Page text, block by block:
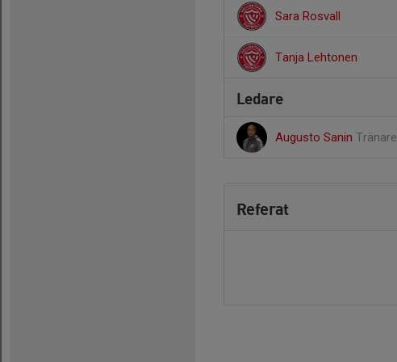
Sara Rosvall
Tanja Lehtonen
Ledare
Augusto Sanin Tränare
Referat